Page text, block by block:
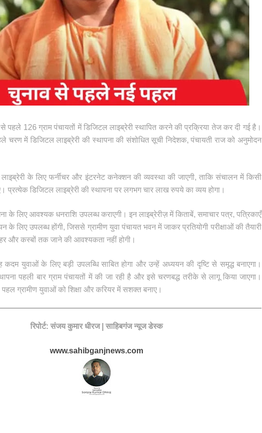
पहले 126 ग्राम पंचायतों में डिजिटल लाइब्रेरी स्थापित करने की प्रक्रिया तेज कर दी गई है।
चरण में डिजिटल लाइब्रेरी की स्थापना की संशोधित सूची निदेशक, पंचायती राज को अनुमोदन
के लिए फर्नीचर और इंटरनेट कनेक्शन की व्यवस्था की जाएगी, ताकि संचालन में किसी
प्रत्येक डिजिटल लाइब्रेरी की स्थापना पर लगभग चार लाख रुपये का व्यय होगा।
के लिए आवश्यक धनराशि उपलब्ध कराएगी। इन लाइब्रेरीज़ में किताबें, समाचार पत्र, पत्रिकाएँ
लिए उपलब्ध होंगी, जिससे ग्रामीण युवा पंचायत भवन में जाकर प्रतियोगी परीक्षाओं की तैयारी
और कस्बों तक जाने की आवश्यकता नहीं होगी।
कदम युवाओं के लिए बड़ी उपलब्धि साबित होगा और उन्हें अध्ययन की दृष्टि से समृद्ध बनाएगा।
पहली बार ग्राम पंचायतों में की जा रही है और इसे चरणबद्ध तरीके से लागू किया जाएगा।
ग्रामीण युवाओं को शिक्षा और करियर में सशक्त बनाए।
रिपोर्ट: संजय कुमार धीरज | साहिबगंज न्यूज डेस्क
www.sahibganjnews.com